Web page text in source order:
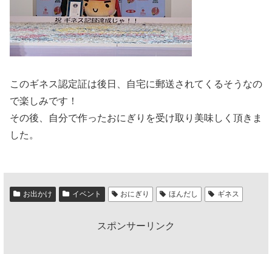
このギネス認定証は後日、自宅に郵送されてくるそうなの
で楽しみです！
その後、自分で作ったおにぎりを受け取り美味しく頂きま
した。
お出かけ イベント おにぎり ほんだし ギネス
スポンサーリンク